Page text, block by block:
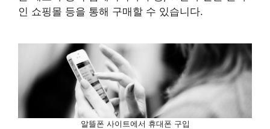
인 쇼핑몰 등을 통해 구매할 수 있습니다.
알뜰폰 사이트에서 휴대폰 구입